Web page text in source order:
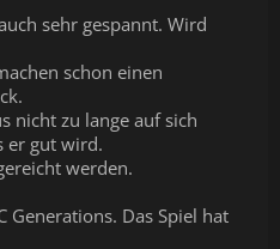
fahre und meistere im
mit realen Highlights und
trotze den Elementen im
um den perfekten Lauf
du auf:
ea-sports-wrc/wrc
sehr gespannt. Wird
schon einen
nicht zu lange auf sich
er gut wird.
werden.
Generations. Das Spiel hat